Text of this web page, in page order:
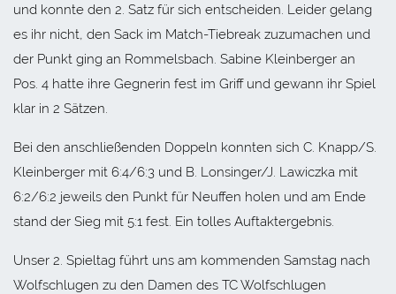
und konnte den 2. Satz für sich entscheiden. Leider gelang
es ihr nicht, den Sack im Match-Tiebreak zuzumachen und
der Punkt ging an Rommelsbach. Sabine Kleinberger an
Pos. 4 hatte ihre Gegnerin fest im Griff und gewann ihr Spiel
klar in 2 Sätzen.
Bei den anschließenden Doppeln konnten sich C. Knapp/S.
Kleinberger mit 6:4/6:3 und B. Lonsinger/J. Lawiczka mit
6:2/6:2 jeweils den Punkt für Neuffen holen und am Ende
stand der Sieg mit 5:1 fest. Ein tolles Auftaktergebnis.
Unser 2. Spieltag führt uns am kommenden Samstag nach
Wolfschlugen zu den Damen des TC Wolfschlugen